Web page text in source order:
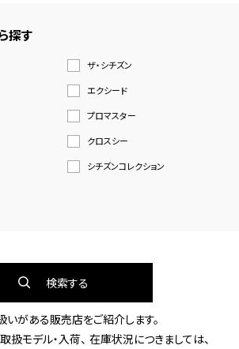
探す
ザ・シチズン
エクシード
プロマスター
クロスシー
シチズンコレクション
検索する
いがある販売店をご紹介します。
扱モデル・入荷、 在庫状況につきましては、